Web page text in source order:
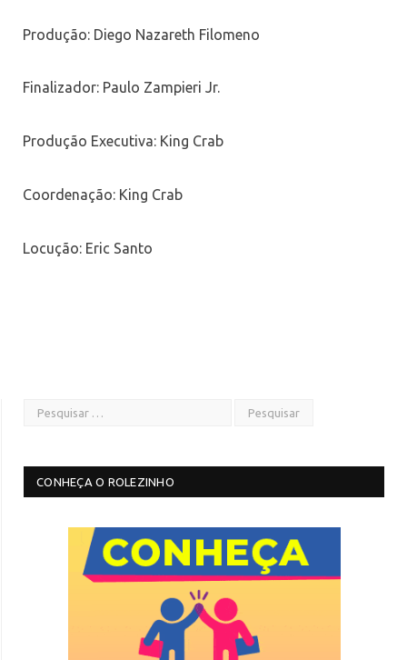
Produção: Diego Nazareth Filomeno
Finalizador: Paulo Zampieri Jr.
Produção Executiva: King Crab
Coordenação: King Crab
Locução: Eric Santo
CONHEÇA O ROLEZINHO